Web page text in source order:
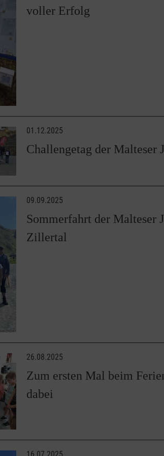
voller Erfolg
01.12.2025
Challengetag der Malteser
09.09.2025
Sommerfahrt der Malteser
Zillertal
26.08.2025
Zum ersten Mal beim
dabei